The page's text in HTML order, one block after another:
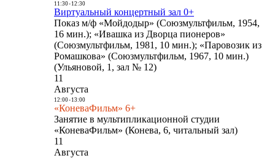
11:30- 12:30
Виртуальный концертный зал 0+
Показ м/ф «Мойдодыр» (Союзмультфильм, 1954,
16 мин.); «Ивашка из Дворца пионеров»
(Союзмультфильм, 1981, 10 мин.); «Паровозик из
Ромашкова» (Союзмультфильм, 1967, 10 мин.)
(Ульяновой, 1, зал № 12)
11
Августа
12:00- 13:00
«КоневаФильм» 6+
Занятие в мультипликационной студии
«КоневаФильм» (Конева, 6, читальный зал)
11
Августа